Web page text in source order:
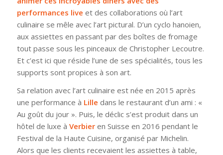
performances live et des collaborations où l’art
culinaire se mêle avec l’art pictural. D’un cyclo hanoien,
aux assiettes en passant par des boîtes de fromage
tout passe sous les pinceaux de Christopher Lecoutre.
Et c’est ici que réside l’une de ses spécialités, tous les
supports sont propices à son art.
Sa relation avec l’art culinaire est née en 2015 après
une performance à Lille dans le restaurant d’un ami : «
Au goût du jour ». Puis, le déclic s’est produit dans un
hôtel de luxe à Verbieren Suisse en 2016 pendant le
Festival de la Haute Cuisine, organisé par Michelin.
Alors que les clients recevaient les assiettes à table,